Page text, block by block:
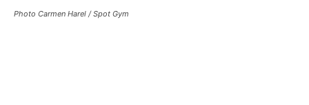
Photo Carmen Harel / Spot Gym